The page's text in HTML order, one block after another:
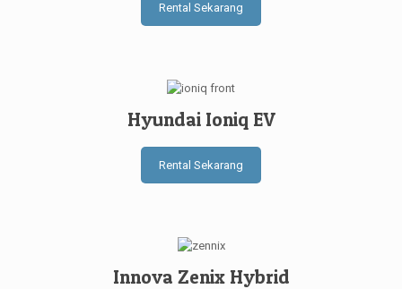
Rental Sekarang
Hyundai Ioniq EV
Rental Sekarang
Innova Zenix Hybrid